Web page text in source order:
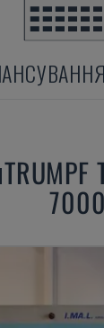
TRUMPF
7000